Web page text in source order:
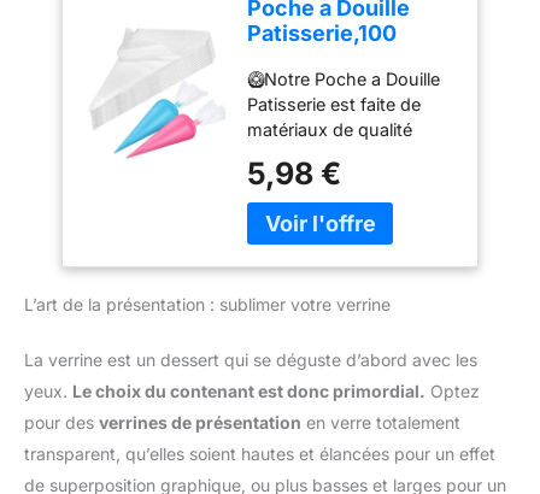
RECETTES. Si le produit
que vous recevez
de qualité, veuillez nous
contacter dès que
possible. Nous
apporterons une solution
satisfaisante Facile à
utiliser: Le jeu de douilles
patisserie est pratique à
installer, il suffit
d'appuyer sur votre
glaçage à partir de la
buse de décoration et
vous pourrez créer de
beaux boutons floraux
Poche a Douille
Patisserie,100
Jetables, Poches à
Douille
Professionnelles,
Poches à Douille
Jetables pour
Pâtisserie,Très
Approprié pour
Faire des Gâteaux
🥝Notre Poche a Douille
Patisserie est faite de
matériaux de qualité
et inodores, sûrs et sains
stables, durables,
antidérapants et
la confection de gâteaux,
purée de pommes de
terre et autres
gourmandises. 🥝Design
antidérapant:la surface
de cette poche à douille
est dotée de points
5,98 €
L’art de la présentation : sublimer votre verrine
La verrine est un dessert qui se déguste d’abord avec les
yeux. Le choix du contenant est donc primordial. Optez
pour des verrines de présentation en verre totalement
transparent, qu’elles soient hautes et élancées pour un effet
de superposition graphique, ou plus basses et larges pour un